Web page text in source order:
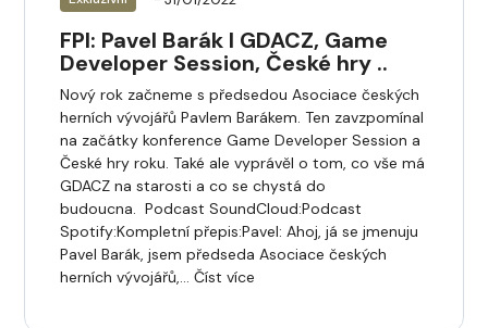
FPI: Pavel Barák I GDACZ, Game
Developer Session, České hry ..
Nový rok začneme s předsedou Asociace českých
herních vývojářů Pavlem Barákem. Ten zavzpomínal
na začátky konference Game Developer Session a
České hry roku. Také ale vyprávěl o tom, co vše má
GDACZ na starosti a co se chystá do
budoucna. Podcast SoundCloud:Podcast
Spotify:Kompletní přepis:Pavel: Ahoj, já se jmenuju
Pavel Barák, jsem předseda Asociace českých
herních vývojářů,… Číst více